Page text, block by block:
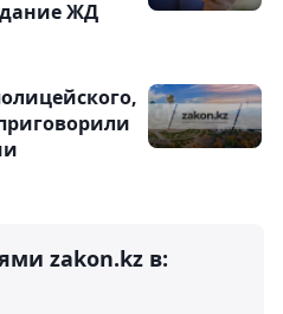
ЖД
zakon.kz в: